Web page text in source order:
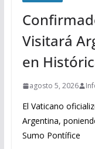
Visitará
en
agosto 5, 2026
El Vaticano
Argentina,
Sumo Pontífice